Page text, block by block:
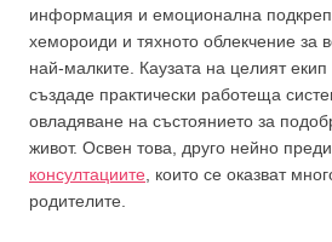
информация и емоционална
хемороиди и тяхното облекчение за
най-малките. Каузата на целият
създаде практически работеща
овладяване на състоянието за
живот. Освен това, друго нейно
консултациите, които се оказват
родителите.